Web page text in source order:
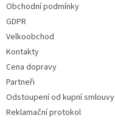
Obchodní podmínky
GDPR
Velkoobchod
Kontakty
Cena dopravy
Partneři
Odstoupení od kupní smlouvy
Reklamační protokol